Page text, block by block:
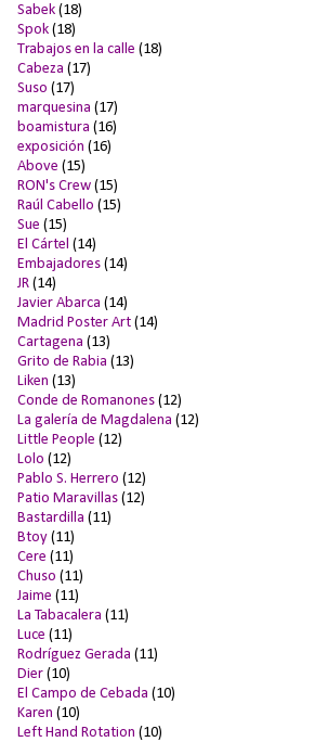
Sabek (18)
Spok (18)
Trabajos en la calle (18)
Cabeza (17)
Suso (17)
marquesina (17)
boamistura (16)
exposición (16)
Above (15)
RON's Crew (15)
Raúl Cabello (15)
Sue (15)
El Cártel (14)
Embajadores (14)
JR (14)
Javier Abarca (14)
Madrid Poster Art (14)
Cartagena (13)
Grito de Rabia (13)
Liken (13)
Conde de Romanones (12)
La galería de Magdalena (12)
Little People (12)
Lolo (12)
Pablo S. Herrero (12)
Patio Maravillas (12)
Bastardilla (11)
Btoy (11)
Cere (11)
Chuso (11)
Jaime (11)
La Tabacalera (11)
Luce (11)
Rodríguez Gerada (11)
Dier (10)
El Campo de Cebada (10)
Karen (10)
Left Hand Rotation (10)